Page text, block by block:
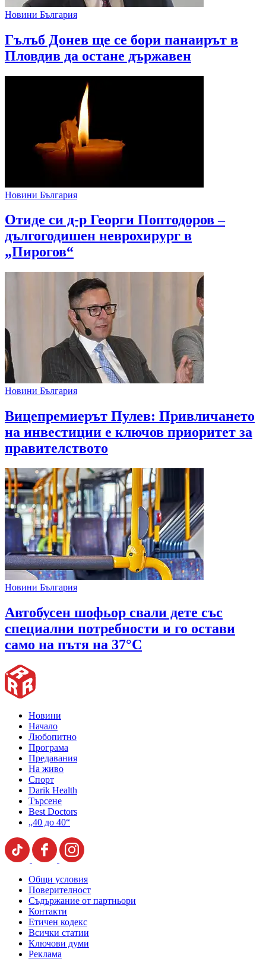
Новини България
Гълъб Донев ще се бори панаирът в
Пловдив да остане държавен
Новини България
Отиде си д-р Георги Поптодоров –
дългогодишен неврохирург в
„Пирогов“
Новини България
Вицепремиерът Пулев: Привличането
на инвестиции е ключов приоритет за
правителството
Новини България
Автобусен шофьор свали дете със
специални потребности и го остави
само на пътя на 37°C
Новини
Начало
Любопитно
Програма
Предавания
На живо
Спорт
Darik Health
Търсене
Best Doctors
„40 до 40“
Общи условия
Поверителност
Съдържание от партньори
Контакти
Етичен кодекс
Всички статии
Ключови думи
Реклама